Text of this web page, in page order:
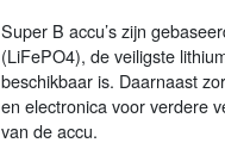
Super B accu’s zijn
(LiFePO4), de veiligste
beschikbaar is. Daarnaast
en electronica voor verdere
van de accu.